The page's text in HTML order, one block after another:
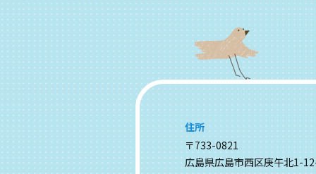
住所
〒733-0821
広島県広島市西区庚午北1-